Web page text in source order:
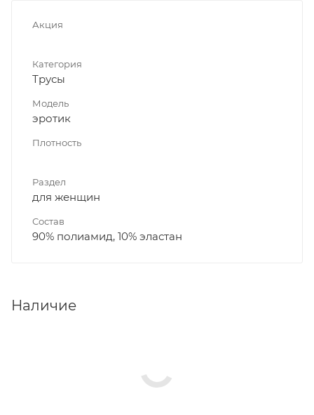
Акция
Категория
Трусы
Модель
эротик
Плотность
Раздел
для женщин
Состав
90% полиамид, 10% эластан
Наличие